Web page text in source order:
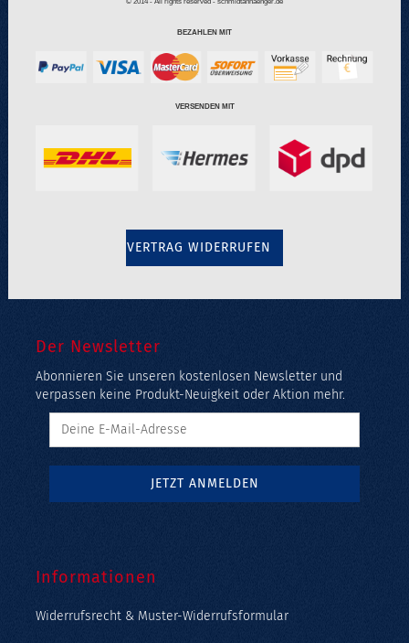
BEZAHLEN MIT
VERSENDEN MIT
VERTRAG WIDERRUFEN
Der Newsletter
Abonnieren Sie unseren kostenlosen Newsletter und
verpassen keine Produkt-Neuigkeit oder Aktion mehr.
Informationen
Widerrufsrecht & Muster-Widerrufsformular